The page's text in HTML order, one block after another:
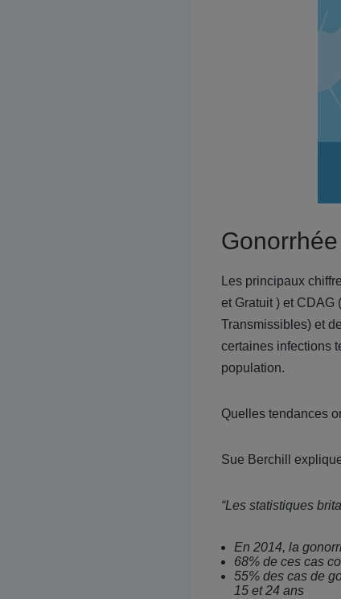
Les principaux
et Gratuit ) et CDAG
Transmissibles) et
certaines infections
population.
Quelles tendances
Sue Berchill
“Les statistiques
En 2014, la
68% de ces cas
55% des cas de
15 et 24 ans